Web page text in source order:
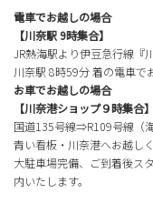
電車でお越しの場合
【川奈駅 9時集合】
JR熱海駅より伊豆急行線『
川奈駅 8時59分 着の電車で
お車でお越しの場合
【川奈港ショップ９時集合】
国道135号線⇒R109号線（海
青い看板・川奈港へお越しく
大駐車場完備、ご到着後ス
内いたします。